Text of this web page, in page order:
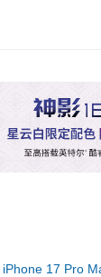
iPhone 17 Pro